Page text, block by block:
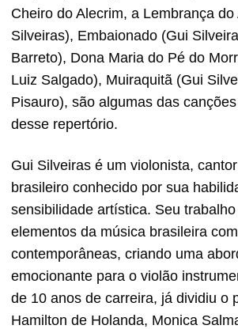
Cheiro do Alecrim, a Lembrança do
Silveiras), Embaionado (Gui
Barreto), Dona Maria do Pé do
Luiz Salgado), Muiraquitã (Gui
Pisauro), são algumas das
desse repertório.
Gui Silveiras é um violonista,
brasileiro conhecido por sua
sensibilidade artística. Seu
elementos da música brasileira
contemporâneas, criando uma
emocionante para o violão
de 10 anos de carreira, já dividiu o
Hamilton de Holanda, Monica